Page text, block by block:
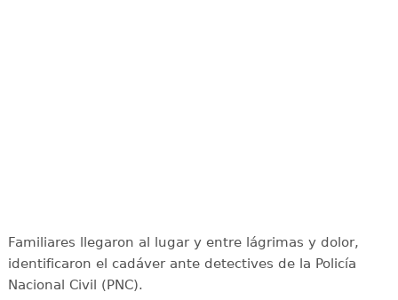
Familiares llegaron al lugar y entre lágrimas y dolor,
identificaron el cadáver ante detectives de la Policía
Nacional Civil (PNC).